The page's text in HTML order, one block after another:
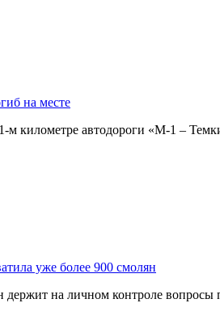
на месте
м километре автодороги «М-1 –
уже более 900 смолян
на личном контроле